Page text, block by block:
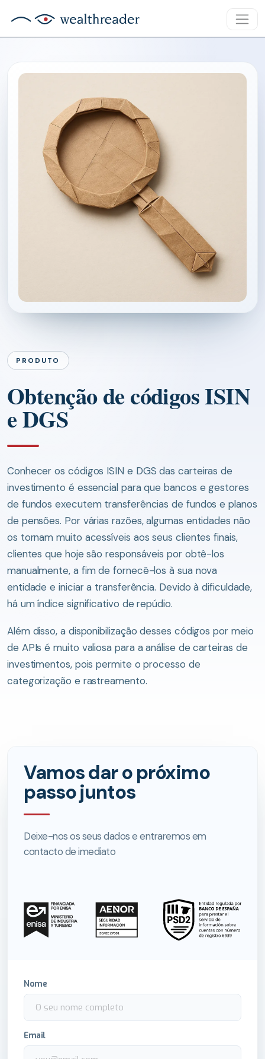
PRODUTO
Obtenção de códigos ISIN
e DGS
Conhecer os códigos ISIN e DGS das carteiras de
investimento é essencial para que bancos e gestores
de fundos executem transferências de fundos e planos
de pensões. Por várias razões, algumas entidades não
os tornam muito acessíveis aos seus clientes finais,
clientes que hoje são responsáveis por obtê-los
manualmente, a fim de fornecê-los à sua nova
entidade e iniciar a transferência. Devido à dificuldade,
há um índice significativo de repúdio.
Além disso, a disponibilização desses códigos por meio
de APIs é muito valiosa para a análise de carteiras de
investimentos, pois permite o processo de
categorização e rastreamento.
Vamos dar o próximo
passo juntos
Deixe-nos os seus dados e entraremos em
contacto de imediato
Nome
Email